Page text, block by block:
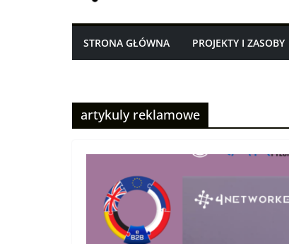
STRONA GŁÓWNA PROJEKTY I ZASOBY
artykuly reklamowe